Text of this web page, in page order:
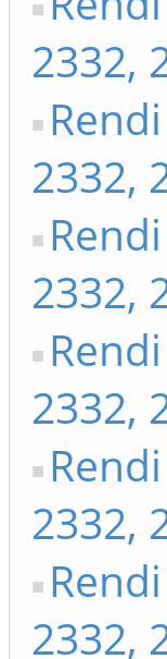
2332,
2332,
2332,
2332,
2332,
2332,